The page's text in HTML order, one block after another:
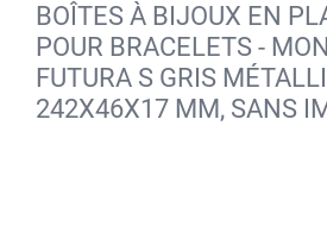
BOÎTES À BIJOUX EN
POUR BRACELETS -
FUTURA S GRIS
242X46X17 MM, SANS